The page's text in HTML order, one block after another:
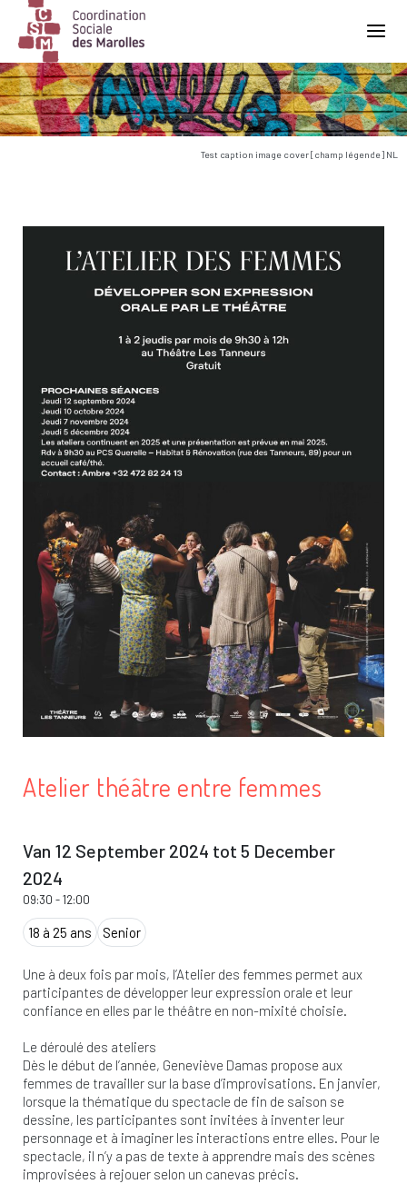
Main Navigation
Test caption image cover [champ légende] NL
Atelier théâtre entre femmes
Van 12 September 2024 tot 5 December
2024
09:30 -12:00
18 à 25 ans Senior
Une à deux fois par mois, l’Atelier des femmes permet aux
participantes de développer leur expression orale et leur
confiance en elles par le théâtre en non-mixité choisie.
Le déroulé des ateliers
Dès le début de l’année, Geneviève Damas propose aux
femmes de travailler sur la base d’improvisations. En janvier,
lorsque la thématique du spectacle de fin de saison se
dessine, les participantes sont invitées à inventer leur
personnage et à imaginer les interactions entre elles. Pour le
spectacle, il n’y a pas de texte à apprendre mais des scènes
improvisées à rejouer selon un canevas précis.